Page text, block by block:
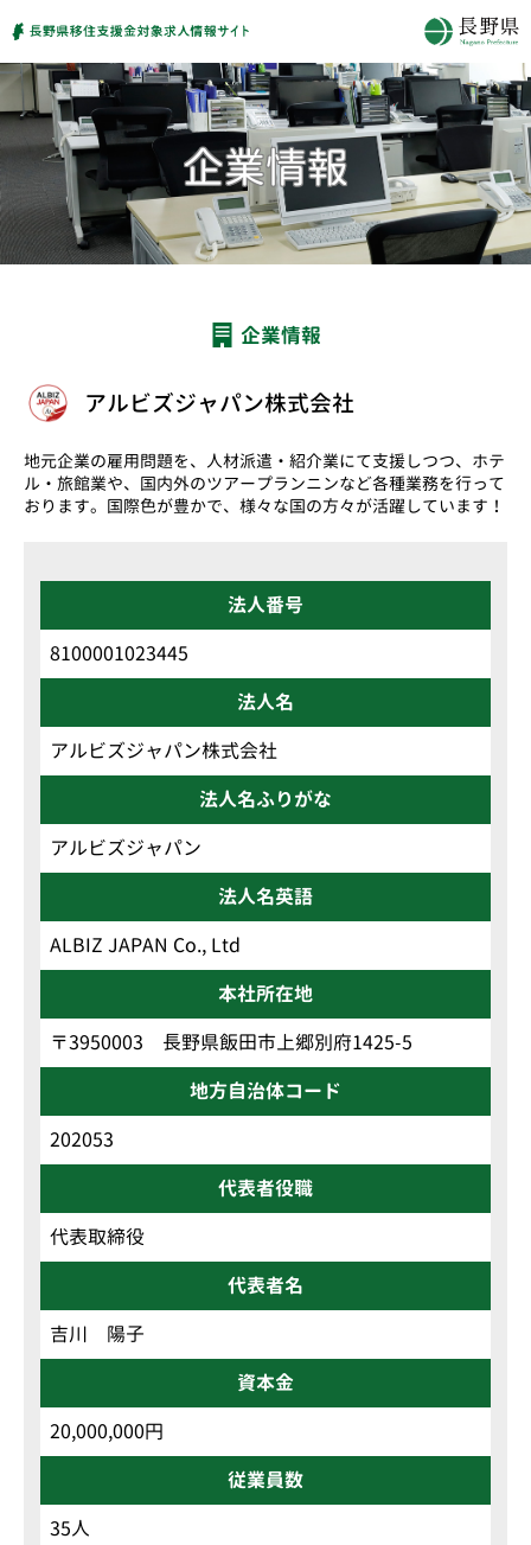
企業情報
アルビズジャパン株式会社
地元企業の雇用問題を、人材派遣・紹介業にて支援しつつ、ホテ
ル・旅館業や、国内外のツアープランニンなど各種業務を行って
おります。国際色が豊かで、様々な国の方々が活躍しています！
法人番号
8100001023445
法人名
アルビズジャパン株式会社
法人名ふりがな
アルビズジャパン
法人名英語
ALBIZ JAPAN Co., Ltd
本社所在地
〒3950003 長野県飯田市上郷別府1425-5
地方自治体コード
202053
代表者役職
代表取締役
代表者名
吉川 陽子
資本金
20,000,000円
従業員数
35人